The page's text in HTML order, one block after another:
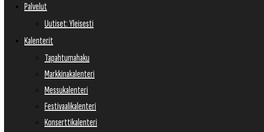
Palvelut
Uutiset: Yleisesti
Kalenterit
Tapahtumahaku
Markkinakalenteri
Messukalenteri
Festivaalikalenteri
Konserttikalenteri